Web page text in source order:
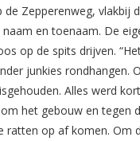
Zepperenweg, vlakbij
en toenaam. De
op de spits drijven.
junkies rondhangen.
Alles werd
het gebouw en tegen
ratten op af komen. Om